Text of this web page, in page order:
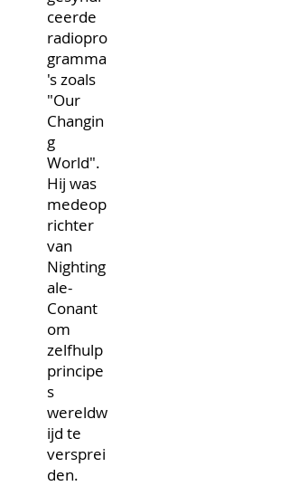
ceerde
radiopro
gramma
's zoals
"Our
Changin
g
World".
Hij was
medeop
richter
van
Nighting
ale-
Conant
om
zelfhulp
principe
s
wereldw
ijd te
versprei
den.